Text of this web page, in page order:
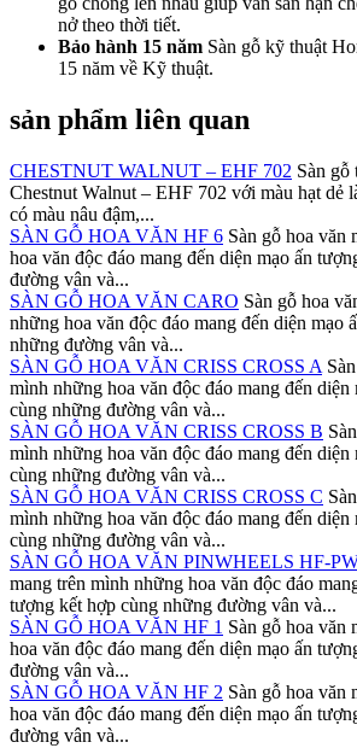
nở theo thời tiết.
Bảo hành 15 năm Sàn gỗ kỹ thuật
15 năm về Kỹ thuật.
sản phẩm liên quan
CHESTNUT WALNUT – EHF 702 Sàn gỗ
Chestnut Walnut – EHF 702 với màu hạt dẻ
có màu nâu đậm,...
SÀN GỖ HOA VĂN HF 6 Sàn gỗ hoa văn
hoa văn độc đáo mang đến diện mạo ấn
đường vân và...
SÀN GỖ HOA VĂN CARO Sàn gỗ hoa
những hoa văn độc đáo mang đến diện mạo
những đường vân và...
SÀN GỖ HOA VĂN CRISS CROSS A
mình những hoa văn độc đáo mang đến
cùng những đường vân và...
SÀN GỖ HOA VĂN CRISS CROSS B
mình những hoa văn độc đáo mang đến
cùng những đường vân và...
SÀN GỖ HOA VĂN CRISS CROSS C
mình những hoa văn độc đáo mang đến
cùng những đường vân và...
SÀN GỖ HOA VĂN PINWHEELS HF-
mang trên mình những hoa văn độc đáo
tượng kết hợp cùng những đường vân và...
SÀN GỖ HOA VĂN HF 1 Sàn gỗ hoa văn
hoa văn độc đáo mang đến diện mạo ấn
đường vân và...
SÀN GỖ HOA VĂN HF 2 Sàn gỗ hoa văn
hoa văn độc đáo mang đến diện mạo ấn
đường vân và...